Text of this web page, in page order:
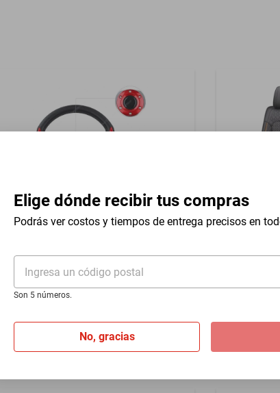
Elige dónde recibir tus compras
Podrás ver costos y tiempos de entrega precisos en
Ingresa un código postal
Son 5 números.
No, gracias
Volante Universal 13 In Isuzu Fsr 1987-
$1399
Hasta12 MSIde $116.58
5 Pzas